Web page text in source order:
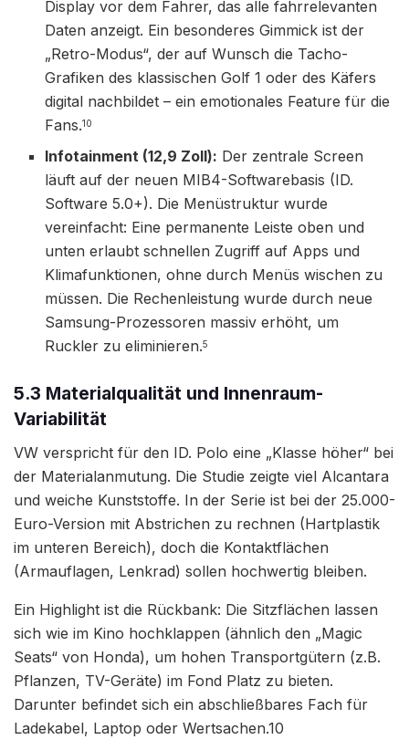
Display vor dem Fahrer, das alle fahrrelevanten
Daten anzeigt. Ein besonderes Gimmick ist der
„Retro-Modus“, der auf Wunsch die Tacho-
Grafiken des klassischen Golf 1 oder des Käfers
digital nachbildet – ein emotionales Feature für die
Fans.10
Infotainment (12,9 Zoll): Der zentrale Screen
läuft auf der neuen MIB4-Softwarebasis (ID.
Software 5.0+). Die Menüstruktur wurde
vereinfacht: Eine permanente Leiste oben und
unten erlaubt schnellen Zugriff auf Apps und
Klimafunktionen, ohne durch Menüs wischen zu
müssen. Die Rechenleistung wurde durch neue
Samsung-Prozessoren massiv erhöht, um
Ruckler zu eliminieren.5
5.3 Materialqualität und Innenraum-
Variabilität
VW verspricht für den ID. Polo eine „Klasse höher“ bei
der Materialanmutung. Die Studie zeigte viel Alcantara
und weiche Kunststoffe. In der Serie ist bei der 25.000-
Euro-Version mit Abstrichen zu rechnen (Hartplastik
im unteren Bereich), doch die Kontaktflächen
(Armauflagen, Lenkrad) sollen hochwertig bleiben.
Ein Highlight ist die Rückbank: Die Sitzflächen lassen
sich wie im Kino hochklappen (ähnlich den „Magic
Seats“ von Honda), um hohen Transportgütern (z.B.
Pflanzen, TV-Geräte) im Fond Platz zu bieten.
Darunter befindet sich ein abschließbares Fach für
Ladekabel, Laptop oder Wertsachen.10